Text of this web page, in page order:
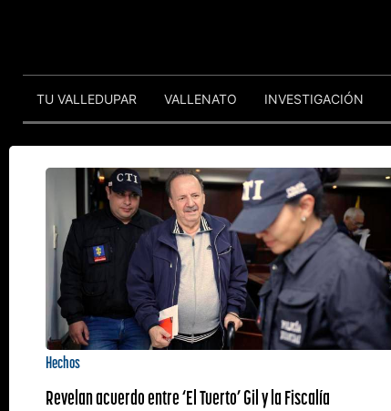
TU VALLEDUPAR VALLENATO INVESTIGACIÓN
Hechos
Revelan acuerdo entre ‘El Tuerto’ Gil y la Fiscalía